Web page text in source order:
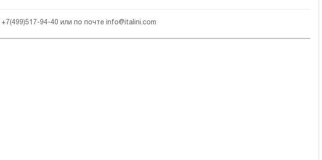
+7(499)517-94-40 или по почте info@italini.com